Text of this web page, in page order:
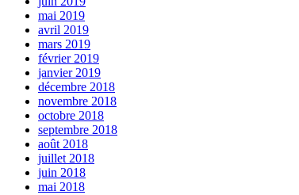
mai 2019
avril 2019
mars 2019
février 2019
janvier 2019
décembre 2018
novembre 2018
octobre 2018
septembre 2018
août 2018
juillet 2018
juin 2018
mai 2018